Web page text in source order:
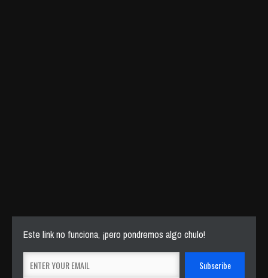
Este link no funciona, ¡pero pondremos algo chulo!